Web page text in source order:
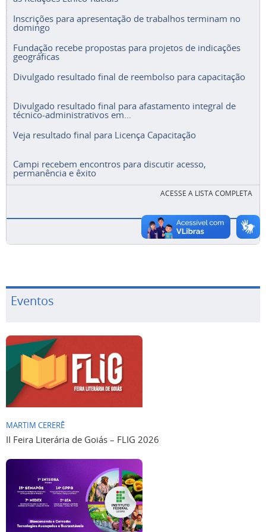
Inscrições para apresentação de trabalhos terminam no
domingo
Fundação recebe propostas para projetos de indicações
geográficas
Divulgado resultado final de reembolso para capacitação
Divulgado resultado final para afastamento integral de
técnico-administrativos em...
Veja resultado final para Licença Capacitação
Campi recebem encontros para discutir acesso,
permanência e êxito
ACESSE A LISTA COMPLETA
Eventos
MARTIM CERERÊ
II Feira Literária de Goiás – FLIG 2026